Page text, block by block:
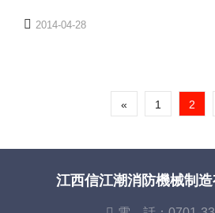
2014-04-28
« 1 2
江西信江潮消防機械制造